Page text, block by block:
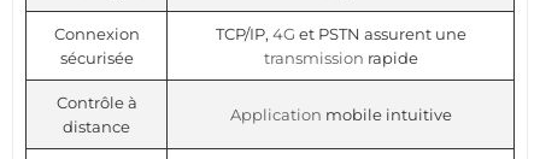
Connexion
sécurisée
TCP/IP, 4G et PSTN assurent une
transmission rapide
Contrôle à
distance
Application mobile intuitive